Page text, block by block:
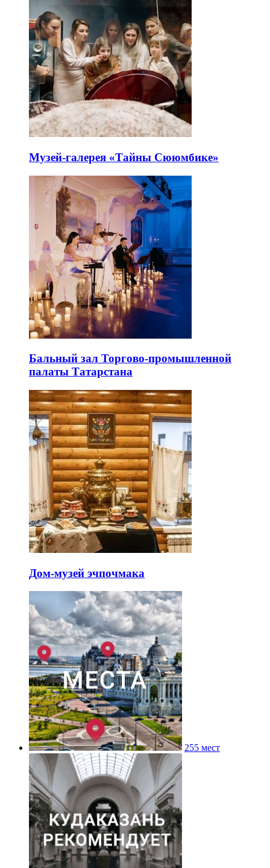
Музей-галерея «Тайны Сююмбике»
Бальный зал Торгово-промышленной
палаты Татарстана
Дом-музей эчпочмака
255 мест